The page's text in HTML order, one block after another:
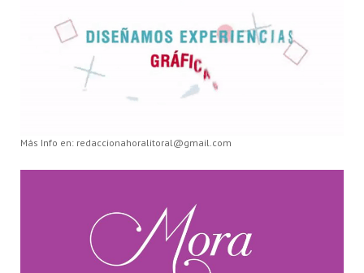
Más Info en: redaccionahoralitoral@gmail.com